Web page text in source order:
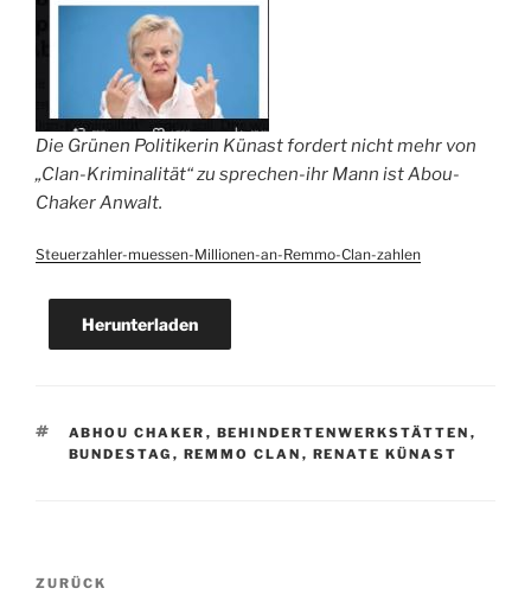
Die Grünen Politikerin Künast fordert nicht mehr von
„Clan-Kriminalität“ zu sprechen-ihr Mann ist Abou-
Chaker Anwalt.
Steuerzahler-muessen-Millionen-an-Remmo-Clan-zahlen
Herunterladen
SCHLAGWÖRTER
ABHOU CHAKER , BEHINDERTENWERKSTÄTTEN ,
BUNDESTAG , REMMO CLAN , RENATE KÜNAST
Beitragsnavigation
Vorheriger
ZURÜCK